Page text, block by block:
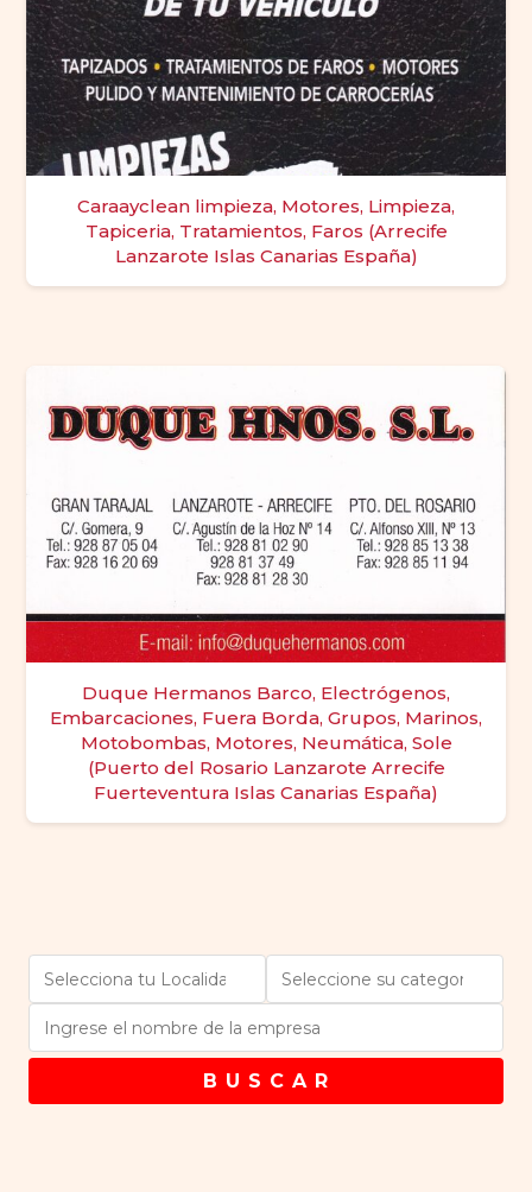
Caraayclean limpieza, Motores, Limpieza,
Tapiceria, Tratamientos, Faros (Arrecife
Lanzarote Islas Canarias España)
Duque Hermanos Barco, Electrógenos,
Embarcaciones, Fuera Borda, Grupos, Marinos,
Motobombas, Motores, Neumática, Sole
(Puerto del Rosario Lanzarote Arrecife
Fuerteventura Islas Canarias España)
B U S C A R